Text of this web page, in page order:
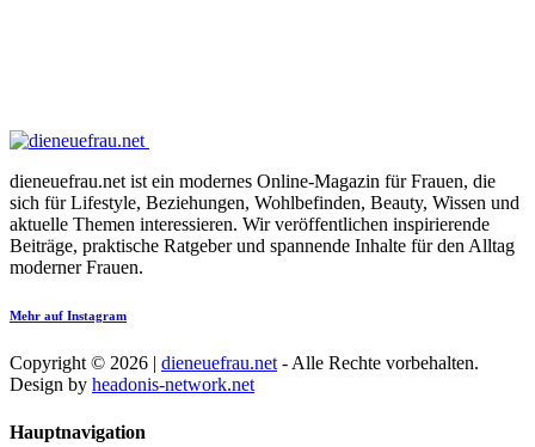
dieneuefrau.net ist ein modernes Online-Magazin für Frauen, die
sich für Lifestyle, Beziehungen, Wohlbefinden, Beauty, Wissen und
aktuelle Themen interessieren. Wir veröffentlichen inspirierende
Beiträge, praktische Ratgeber und spannende Inhalte für den Alltag
moderner Frauen.
Mehr auf Instagram
Copyright © 2026 | dieneuefrau.net - Alle Rechte vorbehalten.
Design by headonis-network.net
Hauptnavigation